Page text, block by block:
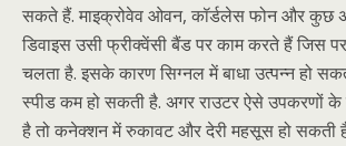
सकते हैं. माइक्रोवेव ओवन, कॉर्डलेस फोन और कुछ
डिवाइस उसी फ्रीक्वेंसी बैंड पर काम करते हैं जिस
चलता है. इसके कारण सिग्नल में बाधा उत्पन्न हो
स्पीड कम हो सकती है. अगर राउटर ऐसे उपकरणों के
है तो कनेक्शन में रुकावट और देरी महसूस हो सकती